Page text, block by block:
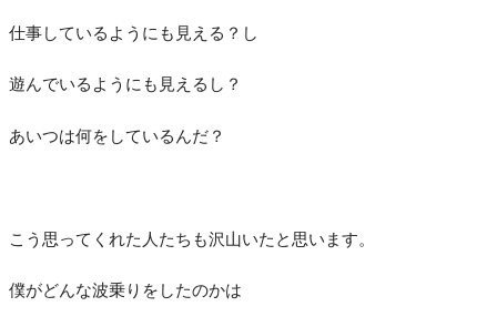
仕事しているようにも見える？し
遊んでいるようにも見えるし？
あいつは何をしているんだ？
こう思ってくれた人たちも沢山いたと思います。
僕がどんな波乗りをしたのかは